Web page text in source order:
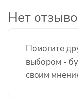
Помогите
выбором -
своим
Нет